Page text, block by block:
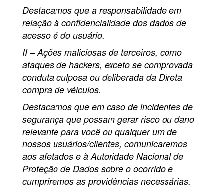
Destacamos que a responsabilidade em
relação à confidencialidade dos dados de
acesso é do usuário.
II – Ações maliciosas de terceiros, como
ataques de hackers, exceto se comprovada
conduta culposa ou deliberada da Direta
compra de véiculos.
Destacamos que em caso de incidentes de
segurança que possam gerar risco ou dano
relevante para você ou qualquer um de
nossos usuários/clientes, comunicaremos
aos afetados e à Autoridade Nacional de
Proteção de Dados sobre o ocorrido e
cumpriremos as providências necessárias.